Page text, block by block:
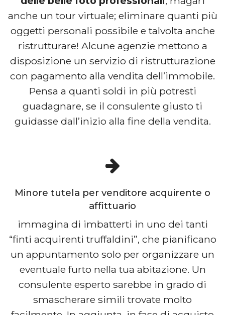
anche un tour virtuale; eliminare quanti più
oggetti personali possibile e talvolta anche
ristrutturare! Alcune agenzie mettono a
disposizione un servizio di ristrutturazione
con pagamento alla vendita dell’immobile.
Pensa a quanti soldi in più potresti
guadagnare, se il consulente giusto ti
guidasse dall’inizio alla fine della vendita.
Minore tutela per venditore acquirente o
affittuario
immagina di imbatterti in uno dei tanti
“finti acquirenti truffaldini”, che pianificano
un appuntamento solo per organizzare un
eventuale furto nella tua abitazione. Un
consulente esperto sarebbe in grado di
smascherare simili trovate molto